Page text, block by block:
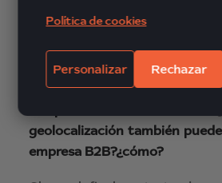
base de datos
– La geolocalización es muy
negocios relacionados
hostelería, etc. Sin embargo,
geolocalización también
empresa B2B?¿cómo?
Política de cookies
Personalizar Rechazar